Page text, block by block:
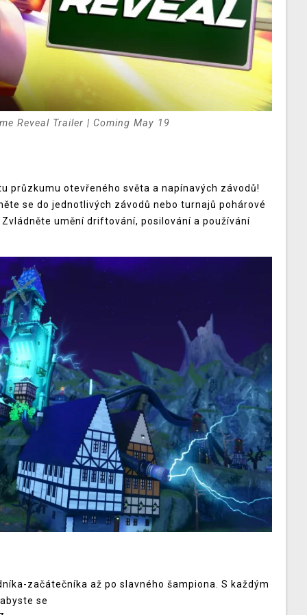
Reveal Trailer | Coming May 19
průzkumu otevřeného světa a napínavých závodů!
se do jednotlivých závodů nebo turnajů pohárové
umění driftování, posilování a používání
začátečníka až po slavného šampiona. S každým
se